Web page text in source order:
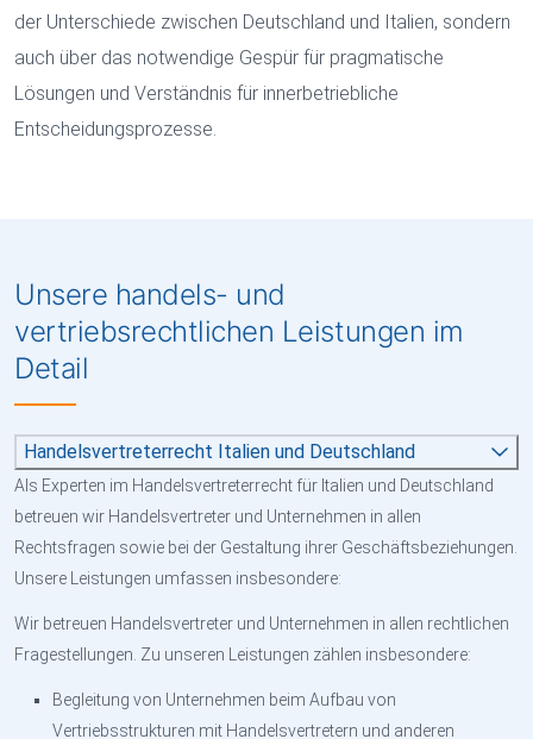
der Unterschiede zwischen Deutschland und Italien, sondern
auch über das notwendige Gespür für pragmatische
Lösungen und Verständnis für innerbetriebliche
Entscheidungsprozesse.
Unsere handels- und
vertriebsrechtlichen Leistungen im
Detail
Handelsvertreterrecht Italien und Deutschland
Als Experten im Handelsvertreterrecht für Italien und Deutschland
betreuen wir Handelsvertreter und Unternehmen in allen
Rechtsfragen sowie bei der Gestaltung ihrer Geschäftsbeziehungen.
Unsere Leistungen umfassen insbesondere:
Wir betreuen Handelsvertreter und Unternehmen in allen rechtlichen
Fragestellungen. Zu unseren Leistungen zählen insbesondere:
Begleitung von Unternehmen beim Aufbau von
Vertriebsstrukturen mit Handelsvertretern und anderen